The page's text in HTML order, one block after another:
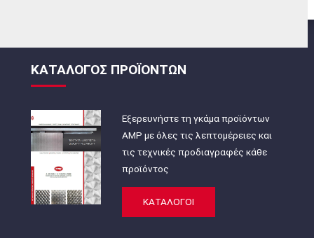
ΚΑΤΑΛΟΓΟΣ ΠΡΟΪΟΝΤΩΝ
Εξερευνήστε τη γκάμα προϊόντων
AMP με όλες τις λεπτομέρειες και
τις τεχνικές προδιαγραφές κάθε
προϊόντος
ΚΑΤΑΛΟΓΟΙ